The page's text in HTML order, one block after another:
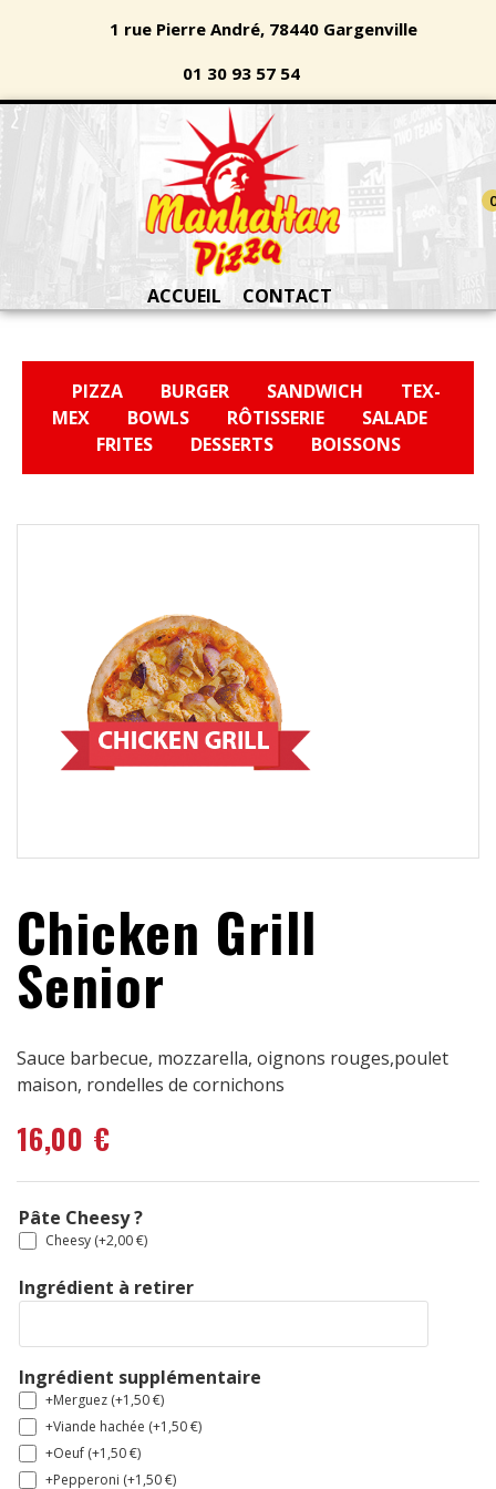
1 rue Pierre André, 78440 Gargenville
01 30 93 57 54
0
ACCUEIL CONTACT
PIZZA BURGER SANDWICH
TEX-
MEX
BOWLS RÔTISSERIE
SALADE
FRITES
DESSERTS BOISSONS
Chicken Grill
Senior
Sauce barbecue, mozzarella, oignons rouges,poulet
maison, rondelles de cornichons
16,00 €
Pâte Cheesy ?
Cheesy (+2,00€)
Ingrédient à retirer
Ingrédient supplémentaire
+Merguez (+1,50€)
+Viande hachée (+1,50€)
+Oeuf (+1,50€)
+Pepperoni (+1,50€)